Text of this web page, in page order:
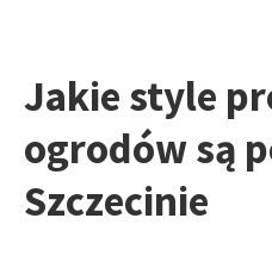
Jakie style
ogrodów są
Szczecinie